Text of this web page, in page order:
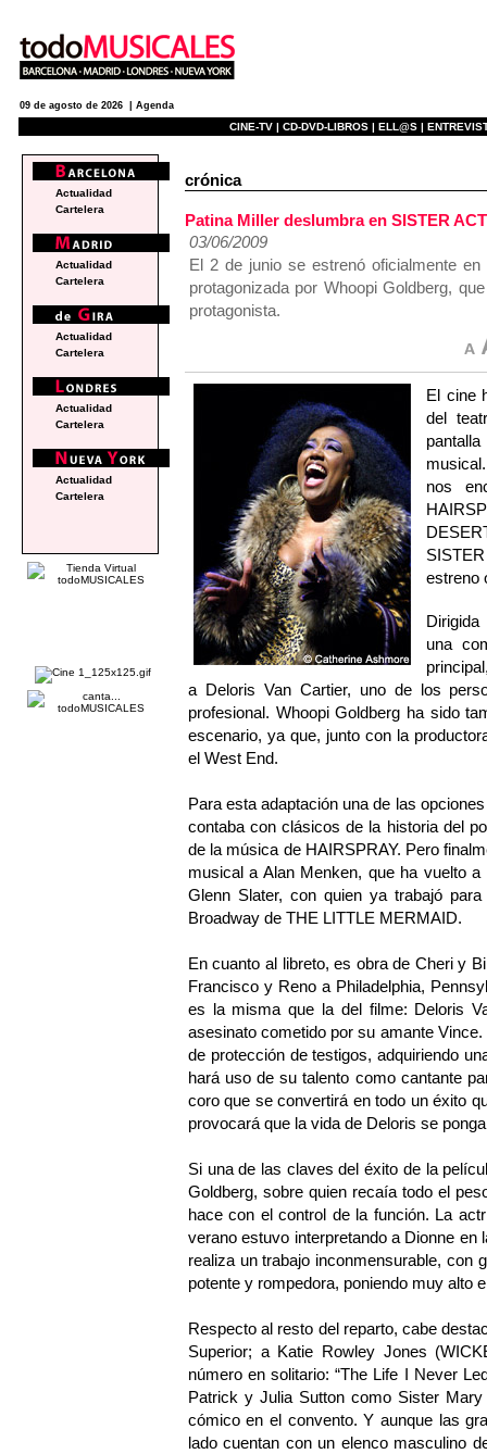
09 de agosto de 2026 | Agenda
CINE-TV | CD-DVD-LIBROS | ELL@S |
crónica
Patina Miller deslumbra en SISTER
03/06/2009
El 2 de junio se estrenó oficialmente
protagonizada por Whoopi Goldberg,
protagonista.
El cine
del
nos
estreno
Dirigida
una
a Deloris Van Cartier, uno de los
profesional. Whoopi Goldberg ha sido
escenario, ya que, junto con la
el West End.
Para esta adaptación una de las
contaba con clásicos de la historia del
de la música de HAIRSPRAY. Pero
musical a Alan Menken, que ha vuelto
Glenn Slater, con quien ya trabajó
Broadway de THE LITTLE MERMAID.
En cuanto al libreto, es obra de Cheri y
Francisco y Reno a Philadelphia,
es la misma que la del filme: Deloris
asesinato cometido por su amante
de protección de testigos, adquiriendo
hará uso de su talento como cantante
coro que se convertirá en todo un éxito
provocará que la vida de Deloris se
Si una de las claves del éxito de la
Goldberg, sobre quien recaía todo el
hace con el control de la función. La
verano estuvo interpretando a Dionne
realiza un trabajo inconmensurable,
potente y rompedora, poniendo muy alto
Respecto al resto del reparto, cabe
Superior; a Katie Rowley Jones
número en solitario: “The Life I Never
Patrick y Julia Sutton como Sister
cómico en el convento. Y aunque las
lado cuentan con un elenco masculino
Actualidad
Cartelera
Actualidad
Cartelera
Actualidad
Cartelera
Actualidad
Cartelera
Actualidad
Cartelera